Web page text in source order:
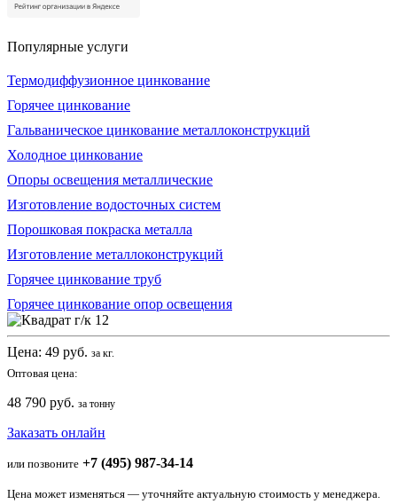
Популярные услуги
Термодиффузионное цинкование
Горячее цинкование
Гальваническое цинкование металлоконструкций
Холодное цинкование
Опоры освещения металлические
Изготовление водосточных систем
Порошковая покраска металла
Изготовление металлоконструкций
Горячее цинкование труб
Горячее цинкование опор освещения
Цена: 49 руб. за кг.
Оптовая цена:
48 790 руб. за тонну
Заказать онлайн
или позвоните +7 (495) 987-34-14
Цена может изменяться — уточняйте актуальную стоимость у менеджера.